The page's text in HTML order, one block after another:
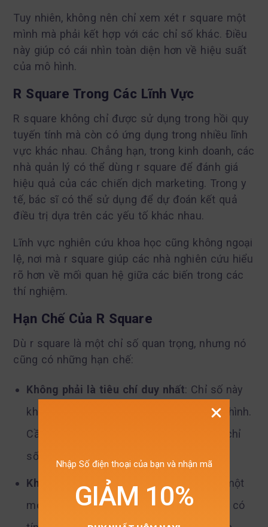
Tuy nhiên, không nên chỉ xem xét r square một
mình mà phải kết hợp với các chỉ số khác. Điều
này giúp có cái nhìn toàn diện hơn về hiệu suất
của mô hình.
R Square Trong Các Lĩnh Vực
R square không chỉ được sử dụng trong hồi quy
tuyến tính mà còn có ứng dụng trong nhiều lĩnh
vực khác nhau. Chẳng hạn, trong kinh doanh, các
nhà quản lý có thể dùng r square để đánh giá
hiệu quả của các chiến dịch marketing. Trong y
tế, bác sĩ có thể sử dụng để dự đoán kết quả
điều trị dựa trên các yếu tố khác nhau.
Lĩnh vực nghiên cứu khoa học cũng không ngoại
lệ, nơi mà r square giúp các nhà nghiên cứu hiểu
rõ hơn về mối quan hệ giữa các biến trong các
thí nghiệm.
Hạn Chế Của R Square
Dù r square là một chỉ số quan trọng, nhưng nó
cũng có những hạn chế:
Không phải là tiêu chí duy nhất: Chỉ số này
không thể hiện toàn bộ bức tranh về mô hình.
Cần kết hợp với p-value, AIC, BIC và các chỉ
số khác để đánh giá chính xác hơn.
Khó khăn trong việc giải thích
: Đôi khi, một
mô hình có r square cao nhưng lại không có
Nhập Số điện thoại của bạn và nhận mã
GIẢM 10%